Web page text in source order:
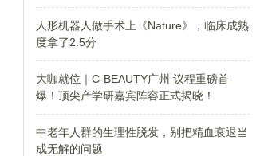
人形机器人做手术上《Nature》，临床成熟
度拿了2.5分
大咖就位｜C-BEAUTY广州 议程重磅首
爆！顶尖产学研嘉宾阵容正式揭晓！
中老年人群的生理性脱发，别把精血衰退当
成无解的问题